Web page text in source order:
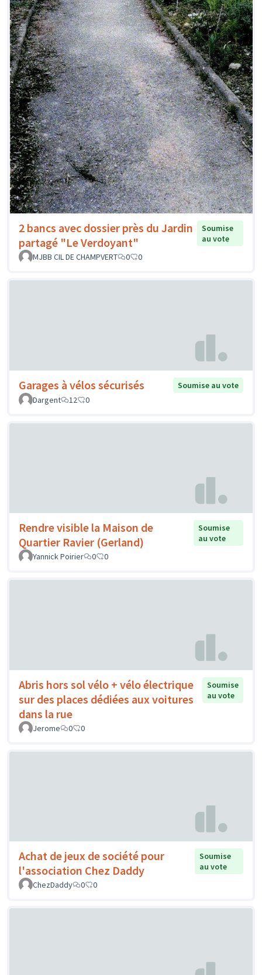
2 bancs avec dossier près du Jardin
partagé "Le Verdoyant"
Soumise
au vote
MJBB CIL DE CHAMPVERT
0 0
Garages à vélos sécurisés
Soumise au vote
Dargent
12 0
Rendre visible la Maison de
Quartier Ravier (Gerland)
Soumise
au vote
Yannick Poirier
0 0
Abris hors sol vélo + vélo électrique
sur des places dédiées aux voitures
dans la rue
Soumise
au vote
Jerome 0 0
Achat de jeux de société pour
l'association Chez Daddy
Soumise
au vote
ChezDaddy
0 0